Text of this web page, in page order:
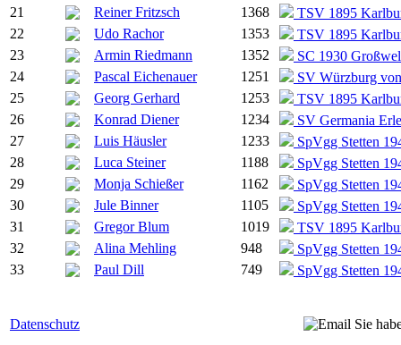
21
Reiner Fritzsch 1368
TSV 1895
22
Udo Rachor 1353
TSV 1895
23
Armin Riedmann 1352
SC 1930
24
Pascal Eichenauer 1251
SV Würzburg
25
Georg Gerhard 1253
TSV 1895
26
Konrad Diener 1234
SV Germania
27
Luis Häusler 1233
SpVgg Stetten
28
Luca Steiner 1188
SpVgg Stetten
29
Monja Schießer 1162
SpVgg Stetten
30
Jule Binner 1105
SpVgg Stetten
31
Gregor Blum 1019
TSV 1895
32
Alina Mehling 948
SpVgg Stetten
33
Paul Dill 749 SpVgg Stetten
Datenschutz Sie